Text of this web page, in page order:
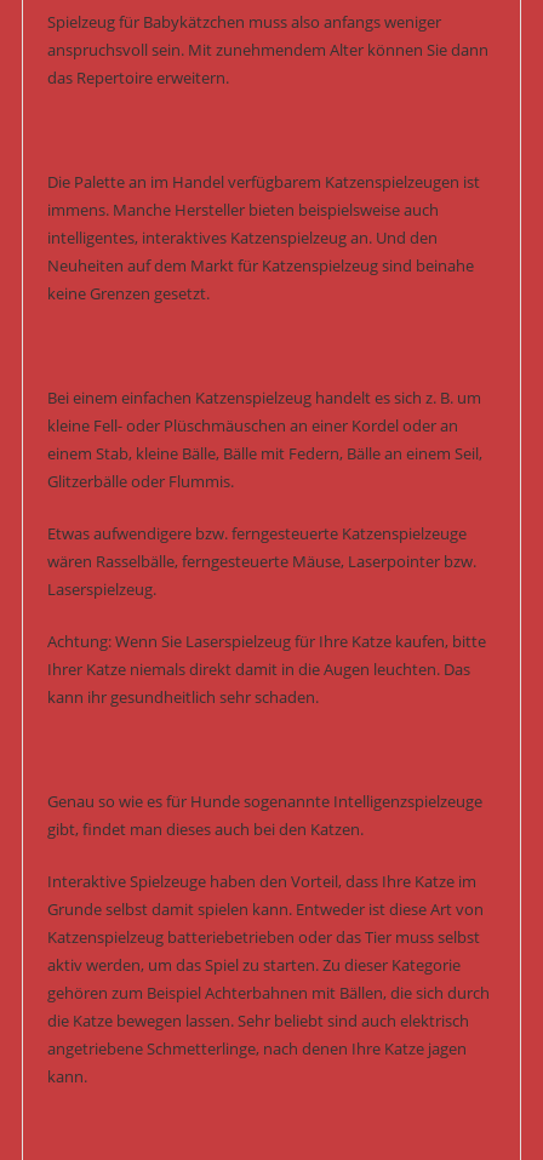
Spielzeug für Babykätzchen muss also anfangs weniger
anspruchsvoll sein. Mit zunehmendem Alter können Sie dann
das Repertoire erweitern.
Die Palette an im Handel verfügbarem Katzenspielzeugen ist
immens. Manche Hersteller bieten beispielsweise auch
intelligentes, interaktives Katzenspielzeug an. Und den
Neuheiten auf dem Markt für Katzenspielzeug sind beinahe
keine Grenzen gesetzt.
Bei einem einfachen Katzenspielzeug handelt es sich z. B. um
kleine Fell- oder Plüschmäuschen an einer Kordel oder an
einem Stab, kleine Bälle, Bälle mit Federn, Bälle an einem Seil,
Glitzerbälle oder Flummis.
Etwas aufwendigere bzw. ferngesteuerte Katzenspielzeuge
wären Rasselbälle, ferngesteuerte Mäuse, Laserpointer bzw.
Laserspielzeug.
Achtung: Wenn Sie Laserspielzeug für Ihre Katze kaufen, bitte
Ihrer Katze niemals direkt damit in die Augen leuchten. Das
kann ihr gesundheitlich sehr schaden.
Genau so wie es für Hunde sogenannte Intelligenzspielzeuge
gibt, findet man dieses auch bei den Katzen.
Interaktive Spielzeuge haben den Vorteil, dass Ihre Katze im
Grunde selbst damit spielen kann. Entweder ist diese Art von
Katzenspielzeug batteriebetrieben oder das Tier muss selbst
aktiv werden, um das Spiel zu starten. Zu dieser Kategorie
gehören zum Beispiel Achterbahnen mit Bällen, die sich durch
die Katze bewegen lassen. Sehr beliebt sind auch elektrisch
angetriebene Schmetterlinge, nach denen Ihre Katze jagen
kann.